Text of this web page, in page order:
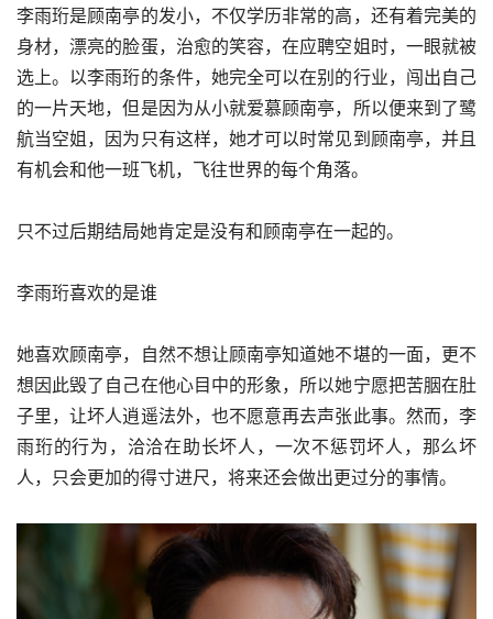
李雨珩是顾南亭的发小，不仅学历非常的高，还有着完美的
身材，漂亮的脸蛋，治愈的笑容，在应聘空姐时，一眼就被
选上。以李雨珩的条件，她完全可以在别的行业，闯出自己
的一片天地，但是因为从小就爱慕顾南亭，所以便来到了鹭
航当空姐，因为只有这样，她才可以时常见到顾南亭，并且
有机会和他一班飞机，飞往世界的每个角落。
只不过后期结局她肯定是没有和顾南亭在一起的。
李雨珩喜欢的是谁
她喜欢顾南亭，自然不想让顾南亭知道她不堪的一面，更不
想因此毁了自己在他心目中的形象，所以她宁愿把苦胭在肚
子里，让坏人逍遥法外，也不愿意再去声张此事。然而，李
雨珩的行为，洽洽在助长坏人，一次不惩罚坏人，那么坏
人，只会更加的得寸进尺，将来还会做出更过分的事情。